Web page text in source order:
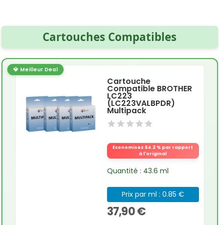
Cartouches Compatibles
💎 Meilleur Deal
Cartouche
Compatible BROTHER
LC223
(LC223VALBPDR)
Multipack
Économisez 64.2 % par rapport
à l'original
Quantité : 43.6 ml
Prix par ml : 0.85 €
37,90 €